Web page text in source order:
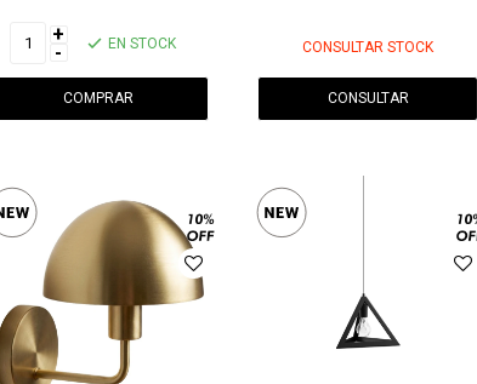
+
- EN STOCK CONSULTAR STOCK
CONSULTAR